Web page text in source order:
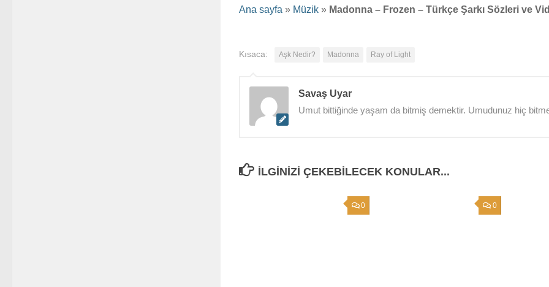
Ana sayfa » Müzik » Madonna – Frozen – Türkçe Şarkı Sözleri ve
Kısaca: Aşk Nedir? Madonna Ray of Light
Savaş Uyar
Umut bittiğinde yaşam da bitmiş demektir. Umudunuz hiç
İLGINIZI ÇEKEBILECEK KONULAR...
0 0